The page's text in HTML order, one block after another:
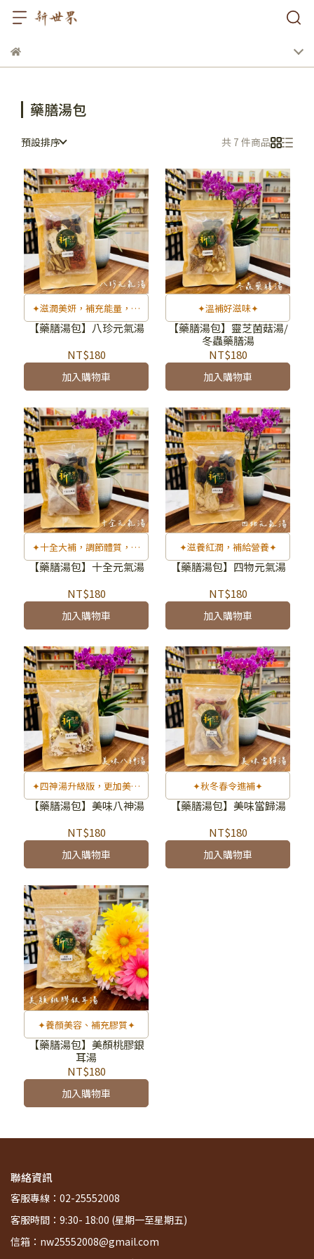
藥膳湯包
預設排序 共 7 件商品
✦滋潤美妍，補充能量，養
顏美容✦
【藥膳湯包】八珍元氣湯
NT$180
加入購物車
✦溫補好滋味✦
【藥膳湯包】靈芝菌菇湯/
冬蟲藥膳湯
NT$180
加入購物車
✦十全大補，調節體質，補
給營養✦
【藥膳湯包】十全元氣湯
NT$180
加入購物車
✦滋養紅潤，補給營養✦
【藥膳湯包】四物元氣湯
NT$180
加入購物車
✦四神湯升級版，更加美味
✦
【藥膳湯包】美味八神湯
NT$180
加入購物車
✦秋冬春令進補✦
【藥膳湯包】美味當歸湯
NT$180
加入購物車
✦養顏美容、補充膠質✦
【藥膳湯包】美顏桃膠銀
耳湯
NT$180
加入購物車
聯絡資訊
客服專線：02-25552008
客服時間：9:30- 18:00 (星期一至星期五)
信箱：nw25552008@gmail.com